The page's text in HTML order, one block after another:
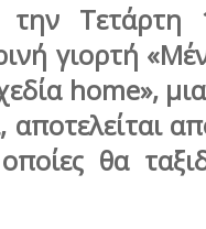
την Τετάρτη
γιορτή
home»,
θα